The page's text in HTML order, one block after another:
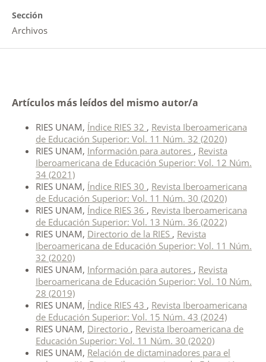
Sección
Archivos
Artículos más leídos del mismo autor/a
RIES UNAM, Índice RIES 32 , Revista Iberoamericana
de Educación Superior: Vol. 11 Núm. 32 (2020)
RIES UNAM, Información para autores , Revista
Iberoamericana de Educación Superior: Vol. 12 Núm.
34 (2021)
RIES UNAM, Índice RIES 30 , Revista Iberoamericana
de Educación Superior: Vol. 11 Núm. 30 (2020)
RIES UNAM, Índice RIES 36 , Revista Iberoamericana
de Educación Superior: Vol. 13 Núm. 36 (2022)
RIES UNAM, Directorio de la RIES , Revista
Iberoamericana de Educación Superior: Vol. 11 Núm.
32 (2020)
RIES UNAM, Información para autores , Revista
Iberoamericana de Educación Superior: Vol. 10 Núm.
28 (2019)
RIES UNAM, Índice RIES 43 , Revista Iberoamericana
de Educación Superior: Vol. 15 Núm. 43 (2024)
RIES UNAM, Directorio , Revista Iberoamericana de
Educación Superior: Vol. 11 Núm. 30 (2020)
RIES UNAM, Relación de dictaminadores para el